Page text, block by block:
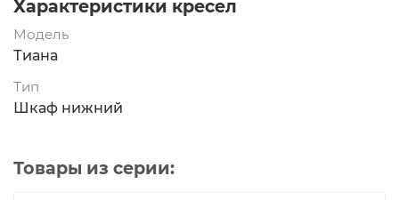
Характеристики кресел
Модель
Тиана
Тип
Шкаф нижний
Товары из серии: